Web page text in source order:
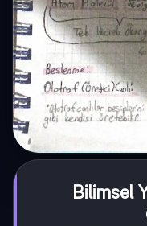
Bilimsel